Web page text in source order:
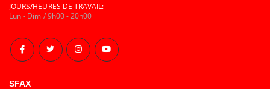
JOURS/HEURES DE TRAVAIL:
Lun - Dim / 9h00 - 20h00
SFAX